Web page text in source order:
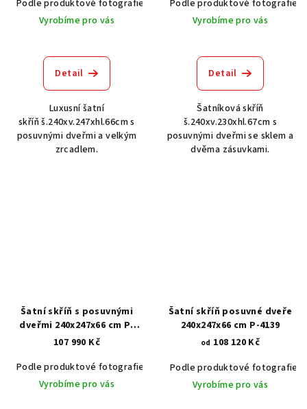
Podle produktové fotografie Akát vintage BT1551
Dub světlý
Vyrobíme pro vás
Detail
Luxusní šatní
skříň š.240xv.247xhl.66cm s
posuvnými dveřmi a velkým
zrcadlem.
Podle produktové fotografie
Vyrobíme pro vás
Detail
Šatníková skříň
š.240xv.230xhl.67cm s
posuvnými dveřmi se sklem a
dvěma zásuvkami.
Šatní skříň s posuvnými
dveřmi 240x247x66 cm P-
4332
107 990 Kč
Podle produktové fotografie
Akát vintage BT1551
Dub světlý
Vyrobíme pro vás
Šatní skříň posuvné dveře
240x247x66 cm P-4139
od 108 120 Kč
Podle produktové fotografie
Vyrobíme pro vás